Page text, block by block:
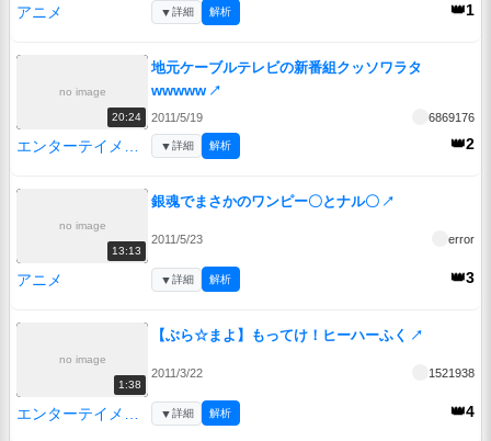
アニメ 👑1
▼詳細 解析
no image
20:24
地元ケーブルテレビの新番組クッソワラタ
wwwww ↗
2011/5/19 6869176
👑2
▼詳細 解析
no image
13:13
銀魂でまさかのワンピー〇とナル〇 ↗
2011/5/23 error
アニメ 👑3
▼詳細 解析
no image
1:38
【ぶら☆まよ】もってけ！ヒーハーふく ↗
2011/3/22 1521938
👑4
▼詳細 解析